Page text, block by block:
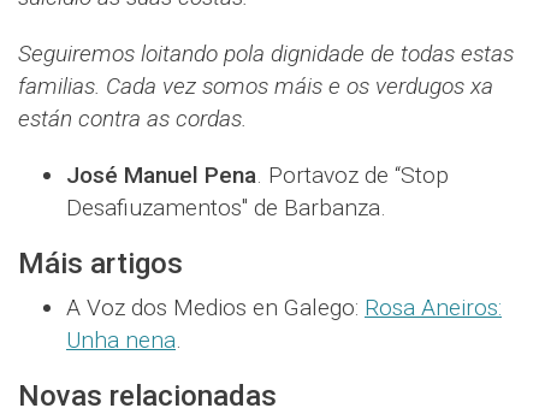
Seguiremos loitando pola dignidade de todas estas
familias. Cada vez somos máis e os verdugos xa
están contra as cordas.
José Manuel Pena. Portavoz de “Stop
Desafiuzamentos" de Barbanza.
Máis artigos
A Voz dos Medios en Galego: Rosa Aneiros:
Unha nena.
Novas relacionadas